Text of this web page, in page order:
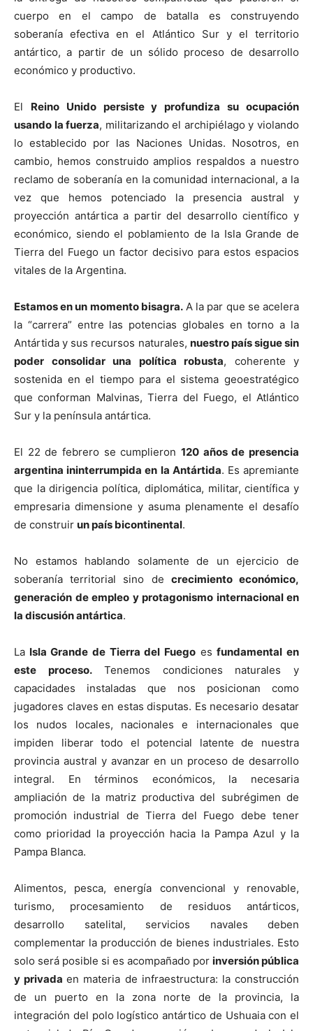
cuerpo en el campo de batalla es construyendo
soberanía efectiva en el Atlántico Sur y el territorio
antártico, a partir de un sólido proceso de desarrollo
económico y productivo.
El Reino Unido persiste y profundiza su ocupación
usando la fuerza, militarizando el archipiélago y violando
lo establecido por las Naciones Unidas. Nosotros, en
cambio, hemos construido amplios respaldos a nuestro
reclamo de soberanía en la comunidad internacional, a la
vez que hemos potenciado la presencia austral y
proyección antártica a partir del desarrollo científico y
económico, siendo el poblamiento de la Isla Grande de
Tierra del Fuego un factor decisivo para estos espacios
vitales de la Argentina.
Estamos en un momento bisagra.A la par que se acelera
la “carrera” entre las potencias globales en torno a la
Antártida y sus recursos naturales, nuestro país sigue sin
poder consolidar una política robusta, coherente y
sostenida en el tiempo para el sistema geoestratégico
que conforman Malvinas, Tierra del Fuego, el Atlántico
Sur y la península antártica.
El 22 de febrero se cumplieron 120 años de presencia
argentina ininterrumpida en la Antártida. Es apremiante
que la dirigencia política, diplomática, militar, científica y
empresaria dimensione y asuma plenamente el desafío
de construir un país bicontinental.
No estamos hablando solamente de un ejercicio de
soberanía territorial sino de crecimiento económico,
generación de empleo y protagonismo internacional en
la discusión antártica.
La Isla Grande de Tierra del Fuego esfundamental en
este proceso.Tenemos condiciones naturales y
capacidades instaladas que nos posicionan como
jugadores claves en estas disputas. Es necesario desatar
los nudos locales, nacionales e internacionales que
impiden liberar todo el potencial latente de nuestra
provincia austral y avanzar en un proceso de desarrollo
integral. En términos económicos, la necesaria
ampliación de la matriz productiva del subrégimen de
promoción industrial de Tierra del Fuego debe tener
como prioridad la proyección hacia la Pampa Azul y la
Pampa Blanca.
Alimentos, pesca, energía convencional y renovable,
turismo, procesamiento de residuos antárticos,
desarrollo satelital, servicios navales deben
complementar la producción de bienes industriales. Esto
solo será posible si es acompañado por inversión pública
y privadaen materia de infraestructura: la construcción
de un puerto en la zona norte de la provincia, la
integración del polo logístico antártico de Ushuaia con el